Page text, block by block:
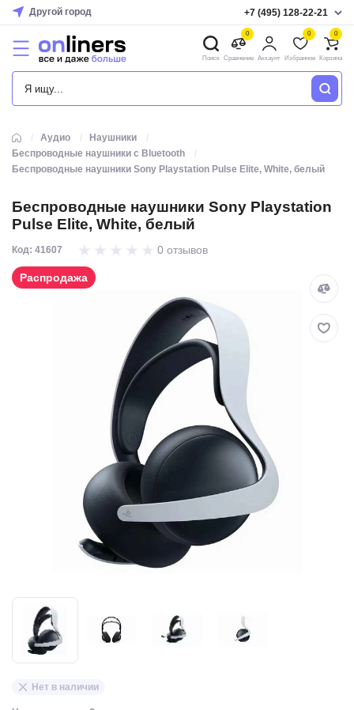
Другой город +7 (495) 128-22-21
КАТАЛОГ
Поиск
0
Сравнение Аккаунт
0
Избранное
0
Корзина
Аудио
Наушники
Беспроводные наушники с Bluetooth
Беспроводные наушники Sony Playstation Pulse Elite, White, белый
Беспроводные наушники Sony Playstation
Pulse Elite, White, белый
Код: 41607 0 отзывов
Распродажа
Нет в наличии